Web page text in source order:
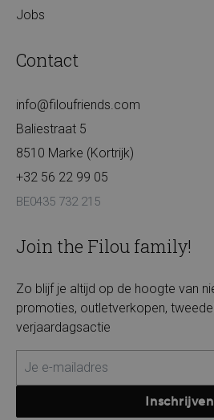
Jobs
Contact
info@filoufriends.com
Baliestraat 5
8510 Marke (Kortrijk)
+32 56 22 99 05
BE0435 732 215
Join the Filou family!
Zo blijf je altijd op de hoogte van
promoties, outletverkopen,
verjaardagsactie
Inschrijven